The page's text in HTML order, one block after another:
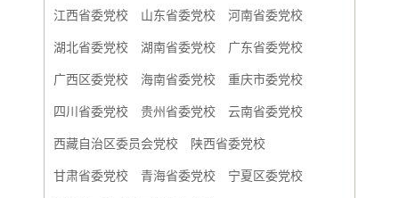
江西省委党校 山东省委党校 河南省委党校
湖北省委党校 湖南省委党校 广东省委党校
广西区委党校 海南省委党校 重庆市委党校
四川省委党校 贵州省委党校 云南省委党校
西藏自治区委员会党校 陕西省委党校
甘肃省委党校 青海省委党校 宁夏区委党校